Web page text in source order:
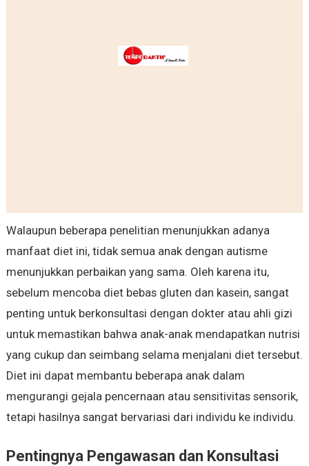
Walaupun beberapa penelitian menunjukkan adanya
manfaat diet ini, tidak semua anak dengan autisme
menunjukkan perbaikan yang sama. Oleh karena itu,
sebelum mencoba diet bebas gluten dan kasein, sangat
penting untuk berkonsultasi dengan dokter atau ahli gizi
untuk memastikan bahwa anak-anak mendapatkan nutrisi
yang cukup dan seimbang selama menjalani diet tersebut.
Diet ini dapat membantu beberapa anak dalam
mengurangi gejala pencernaan atau sensitivitas sensorik,
tetapi hasilnya sangat bervariasi dari individu ke individu.
Pentingnya Pengawasan dan Konsultasi